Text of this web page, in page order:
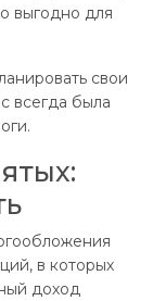
выгодно для
свои
всегда была
в которых
доход